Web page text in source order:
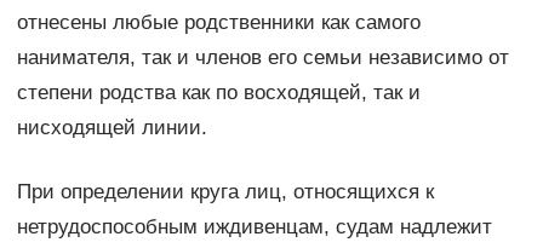
отнесены любые родственники как самого
нанимателя, так и членов его семьи независимо от
степени родства как по восходящей, так и
нисходящей линии.
При определении круга лиц, относящихся к
нетрудоспособным иждивенцам, судам надлежит